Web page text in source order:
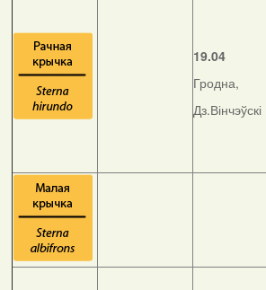
19.04
Гродна,
Дз.Вінчэўскі